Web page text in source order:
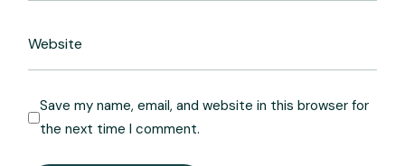
Save my name, email, and website in this browser for
the next time I comment.